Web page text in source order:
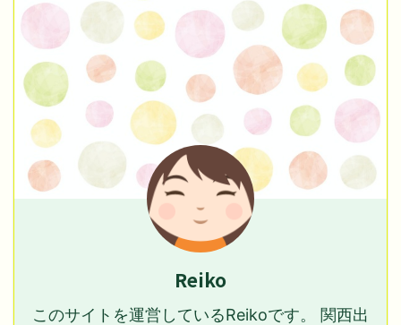
Reiko
このサイトを運営しているReikoです。 関西出